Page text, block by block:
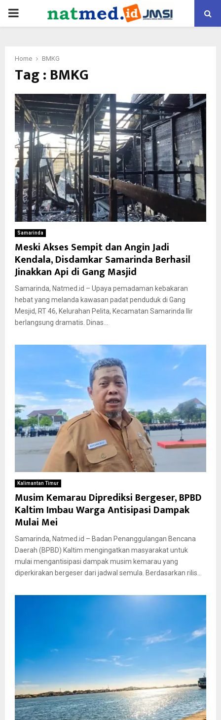
PRIMARY
Home BMKG
Tag : BMKG
Samarinda
Meski Akses Sempit dan Angin Jadi
Kendala, Disdamkar Samarinda Berhasil
Jinakkan Api di Gang Masjid
Samarinda, Natmed.id – Upaya pemadaman kebakaran
hebat yang melanda kawasan padat penduduk di Gang
Mesjid, RT 46, Kelurahan Pelita, Kecamatan Samarinda Ilir
berlangsung dramatis. Dinas...
Kalimantan Timur
Musim Kemarau Diprediksi Bergeser, BPBD
Kaltim Imbau Warga Antisipasi Dampak
Mulai Mei
Samarinda, Natmed.id – Badan Penanggulangan Bencana
Daerah (BPBD) Kaltim mengingatkan masyarakat untuk
mulai mengantisipasi dampak musim kemarau yang
diperkirakan bergeser dari jadwal semula. Berdasarkan rilis...